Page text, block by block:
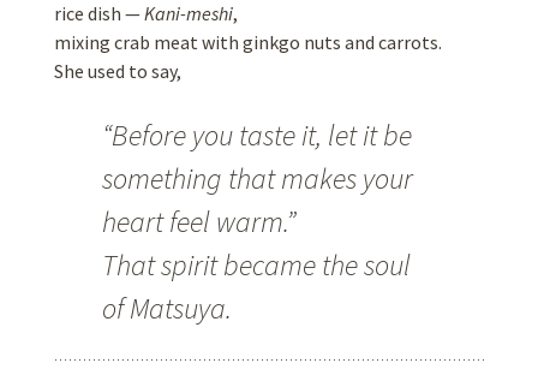
rice dish —Kani-meshi,
mixing crab meat with ginkgo nuts and carrots.
She used to say,
“Before you taste it, let it be
something that makes your
heart feel warm.”
That spirit became the soul
of Matsuya.